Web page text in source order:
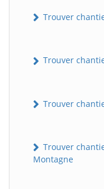
Trouver
Trouver
Trouver
Trouver
Montagne